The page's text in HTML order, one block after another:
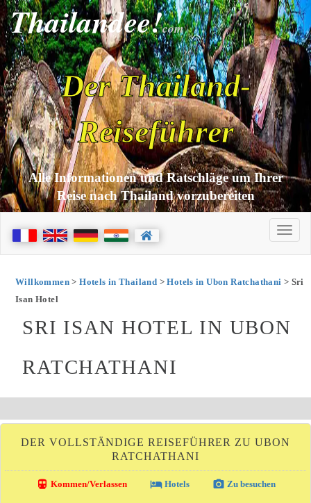
Thailandee!com
Der Thailand-
Reiseführer
Alle Informationen und Ratschläge um Ihrer
Reise nach Thailand vorzubereiten
Willkommen>Hotels in Thailand >Hotels in Ubon Ratchathani > Sri
Isan Hotel
SRI ISAN HOTEL IN UBON
RATCHATHANI
DER VOLLSTÄNDIGE REISEFÜHRER ZU UBON
RATCHATHANI
directions_transit Kommen/Verlassen local_hotelHotels photo_camera Zu besuchen